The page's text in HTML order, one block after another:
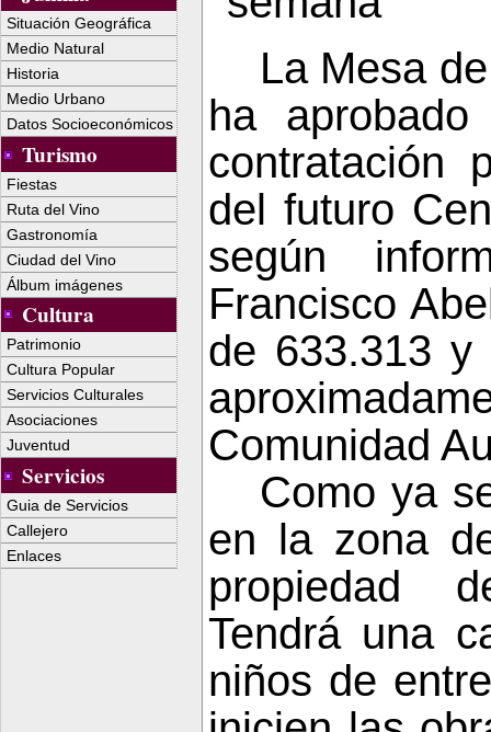
Situación Geográfica
Medio Natural
Historia
Medio Urbano
Datos Socioeconómicos
Turismo
Fiestas
Ruta del Vino
Gastronomía
Ciudad del Vino
Álbum imágenes
Cultura
Patrimonio
Cultura Popular
Servicios Culturales
Asociaciones
Juventud
Servicios
Guia de Servicios
Callejero
Enlaces
La Mesade
ha
contratación
del futuro
según
Francisco
de 633.313 y
Comunidad
Como ya
en la zona
propiedad
Tendrá una
niños de